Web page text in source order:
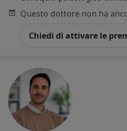
Chiedi di attivare le